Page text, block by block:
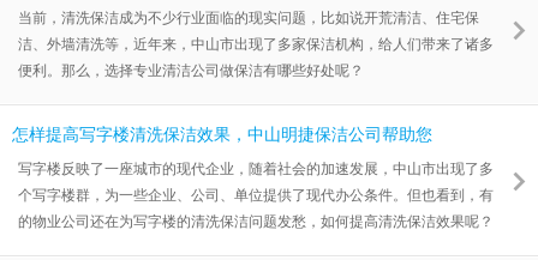
当前，清洗保洁成为不少行业面临的现实问题，比如说开荒清洁、住宅保
洁、外墙清洗等，近年来，中山市出现了多家保洁机构，给人们带来了诸多
便利。那么，选择专业清洁公司做保洁有哪些好处呢？
怎样提高写字楼清洗保洁效果，中山明捷保洁公司帮助您
写字楼反映了一座城市的现代企业，随着社会的加速发展，中山市出现了多
个写字楼群，为一些企业、公司、单位提供了现代办公条件。但也看到，有
的物业公司还在为写字楼的清洗保洁问题发愁，如何提高清洗保洁效果呢？